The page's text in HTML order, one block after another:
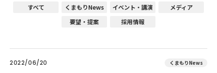
すべて くまもりNews イベント・講演
メディア
要望・提案
採用情報
2022/06/20 くまもりNews